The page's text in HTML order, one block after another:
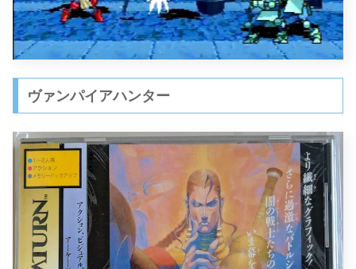
ヴァンパイアハンター